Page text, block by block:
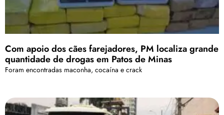
Com apoio dos cães farejadores, PM localiza grande
quantidade de drogas em Patos de Minas
Foram encontradas maconha, cocaína e crack